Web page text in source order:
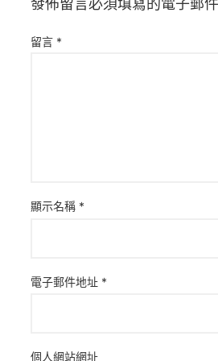
發佈留言必須填寫的電子郵
留言 *
顯示名稱 *
電子郵件地址 *
個人網站網址